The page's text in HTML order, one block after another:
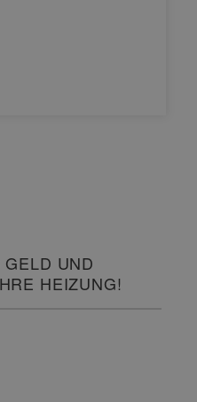
UND
HEIZUNG!